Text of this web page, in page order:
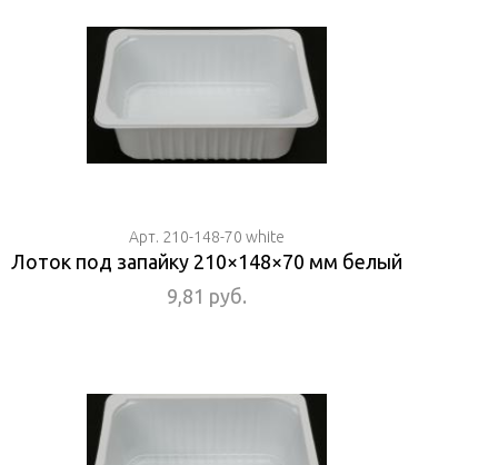
Арт. 210-148-70 white
Лоток под запайку 210×148×70 мм белый
9,81 руб.